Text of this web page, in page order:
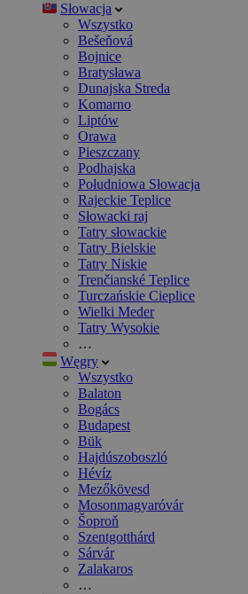
Słowacja
Wszystko
Bešeňová
Bojnice
Bratysława
Dunajska Streda
Komarno
Liptów
Orawa
Pieszczany
Podhajska
Południowa Słowacja
Rajeckie Teplice
Słowacki raj
Tatry słowackie
Tatry Bielskie
Tatry Niskie
Trenčianské Teplice
Turczańskie Cieplice
Wielki Meder
Tatry Wysokie
…
Węgry
Wszystko
Balaton
Bogács
Budapest
Bük
Hajdúszoboszló
Hévíz
Mezőkövesd
Mosonmagyaróvár
Šoproň
Szentgotthárd
Sárvár
Zalakaros
…